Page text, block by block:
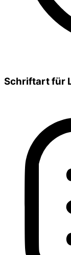
Schriftart für